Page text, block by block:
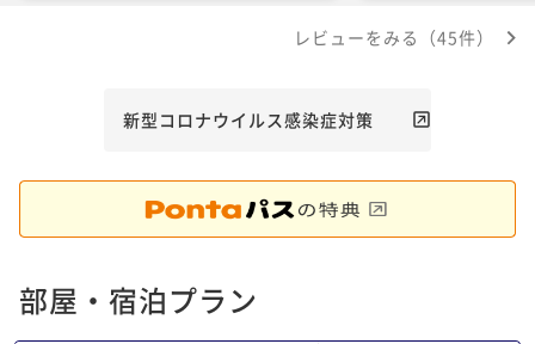
が、上記理由で朝にしか入る事ができま
渡されなかったこと
レビューをみる（45件）
新型コロナウイルス感染症対策
部屋・宿泊プラン